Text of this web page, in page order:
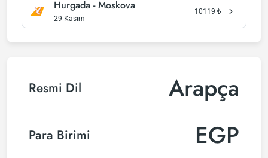
Hurgada - Moskova
29 Kasım
10119 ₺
Resmi Dil Arapça
Para Birimi EGP